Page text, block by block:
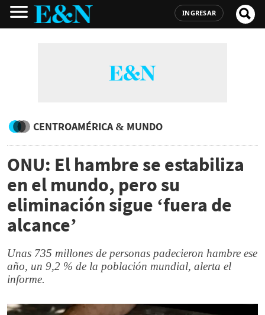
INGRESAR
CENTROAMÉRICA & MUNDO
ONU: El hambre se estabiliza
en el mundo, pero su
eliminación sigue ‘fuera de
alcance’
Unas 735 millones de personas padecieron hambre ese
año, un 9,2 % de la población mundial, alerta el
informe.